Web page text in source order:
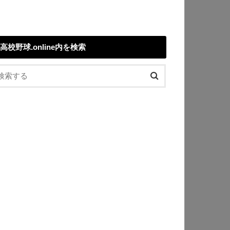
高校野球.online内を検索